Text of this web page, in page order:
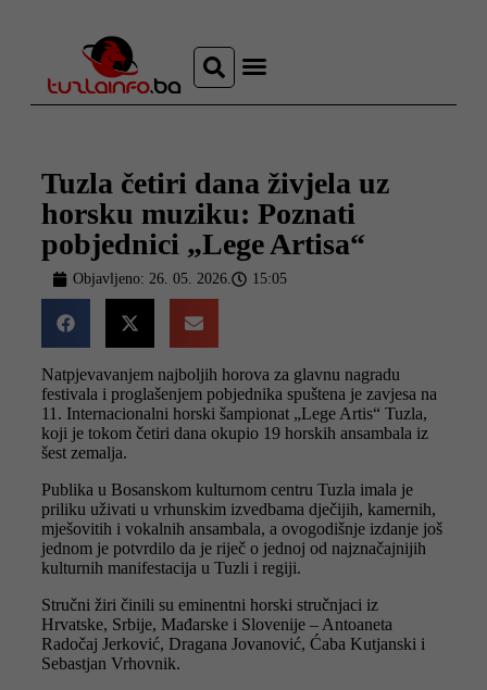
Tuzla četiri dana živjela uz
horsku muziku: Poznati
pobjednici „Lege Artisa“
Objavljeno: 26. 05. 2026. 15:05
Natpjevavanjem najboljih horova za glavnu nagradu
festivala i proglašenjem pobjednika spuštena je zavjesa na
11. Internacionalni horski šampionat „Lege Artis“ Tuzla,
koji je tokom četiri dana okupio 19 horskih ansambala iz
šest zemalja.
Publika u Bosanskom kulturnom centru Tuzla imala je
priliku uživati u vrhunskim izvedbama dječijih, kamernih,
mješovitih i vokalnih ansambala, a ovogodišnje izdanje još
jednom je potvrdilo da je riječ o jednoj od najznačajnijih
kulturnih manifestacija u Tuzli i regiji.
Stručni žiri činili su eminentni horski stručnjaci iz
Hrvatske, Srbije, Mađarske i Slovenije – Antoaneta
Radočaj Jerković, Dragana Jovanović, Ćaba Kutjanski i
Sebastjan Vrhovnik.